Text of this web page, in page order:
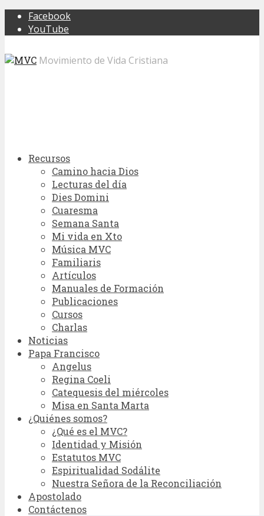
Facebook
YouTube
Movimiento de Vida Cristiana
Recursos
Camino hacia Dios
Lecturas del día
Dies Domini
Cuaresma
Semana Santa
Mi vida en Xto
Música MVC
Familiaris
Artículos
Manuales de Formación
Publicaciones
Cursos
Charlas
Noticias
Papa Francisco
Angelus
Regina Coeli
Catequesis del miércoles
Misa en Santa Marta
¿Quiénes somos?
¿Qué es el MVC?
Identidad y Misión
Estatutos MVC
Espiritualidad Sodálite
Nuestra Señora de la Reconciliación
Apostolado
Contáctenos